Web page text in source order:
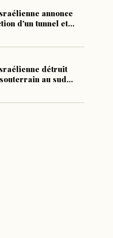
annonce
d'un tunnel et
de roquettes à
détruit
au sud